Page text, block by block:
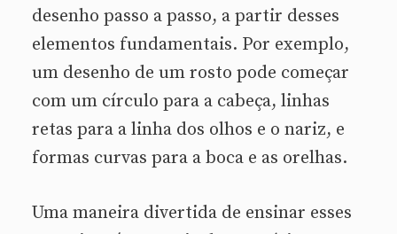
desenho passo a passo, a partir desses
elementos fundamentais. Por exemplo,
um desenho de um rosto pode começar
com um círculo para a cabeça, linhas
retas para a linha dos olhos e o nariz, e
formas curvas para a boca e as orelhas.
Uma maneira divertida de ensinar esses